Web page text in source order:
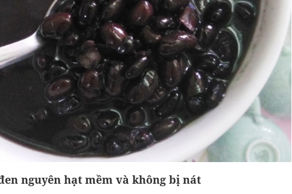
nguyên hạt mềm và không bị nát